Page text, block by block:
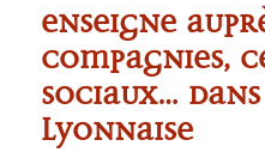
Enseigne
compagnies,
sociaux…
lyonnaise